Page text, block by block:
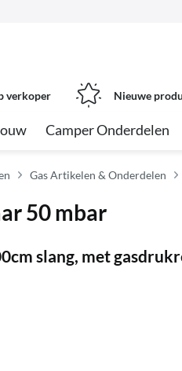
verkoper Nieuwe
Camper Onderdelen
Gas Artikelen & Onderdelen
50 mbar
slang, met